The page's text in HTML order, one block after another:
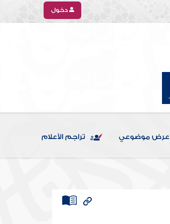
دخول
عرض موضوعي تراجم الأعلام